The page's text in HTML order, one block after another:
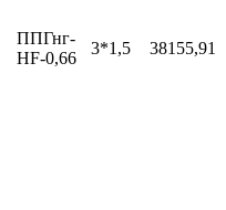
ППГнг-
HF-0,66
3*1,5 38155,91